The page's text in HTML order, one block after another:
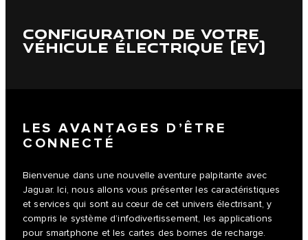
CONFIGURATION DE VOTRE
VÉHICULE ÉLECTRIQUE (EV)
LES AVANTAGES D’ÊTRE
CONNECTÉ
Bienvenue dans une nouvelle aventure palpitante avec
Jaguar. Ici, nous allons vous présenter les caractéristiques
et services qui sont au cœur de cet univers électrisant, y
compris le système d’infodivertissement, les applications
pour smartphone et les cartes des bornes de recharge.